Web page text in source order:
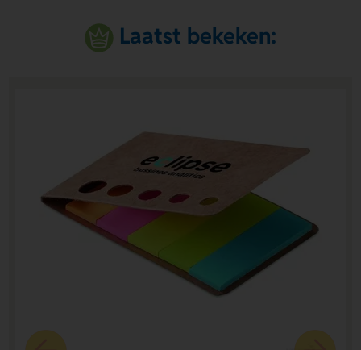
Laatst bekeken: